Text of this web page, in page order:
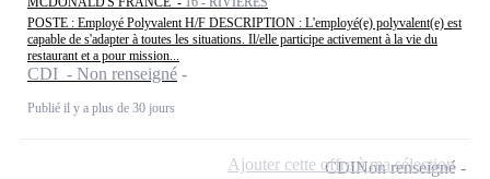
POSTE : Employé Polyvalent H/F DESCRIPTION : L'employé(e) polyvalent(e) est
capable de s'adapter à toutes les situations. Il/elle participe activement à la vie du
restaurant et a pour mission...
CDI - Non renseigné
Publié il y a plus de 30 jours
CDINon renseigné
Ajouter cette offre à ma sélection